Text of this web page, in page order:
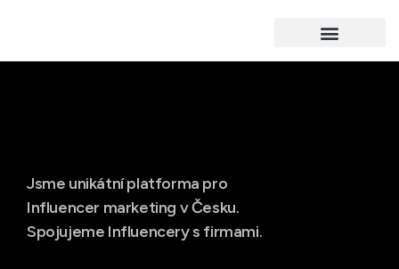
Jsme unikátní platforma pro
Influencer marketing v Česku.
Spojujeme Influencery s firmami.